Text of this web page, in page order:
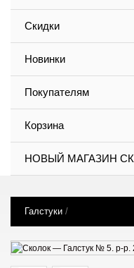
Скидки
Новинки
Покупателям
Корзина
НОВЫЙ МАГАЗИН
Галстуки /